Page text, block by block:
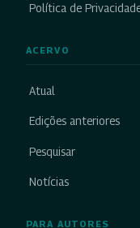
Política de
ACERVO
Atual
Edições anteriores
Pesquisar
Notícias
PARA AUTORES